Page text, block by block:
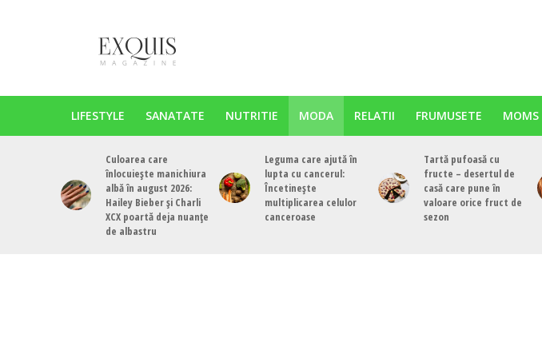
LIFESTYLE SANATATE NUTRITIE MODA RELATII FRUMUSETE MOMS
Culoarea care
înlocuiește manichiura
albă în august 2026:
Hailey Bieber și Charli
XCX poartă deja nuanțe
de albastru
Leguma care ajută în
lupta cu cancerul:
Încetinește
multiplicarea celulor
canceroase
Tartă pufoasă cu
fructe – desertul de
casă care pune în
valoare orice fruct de
sezon